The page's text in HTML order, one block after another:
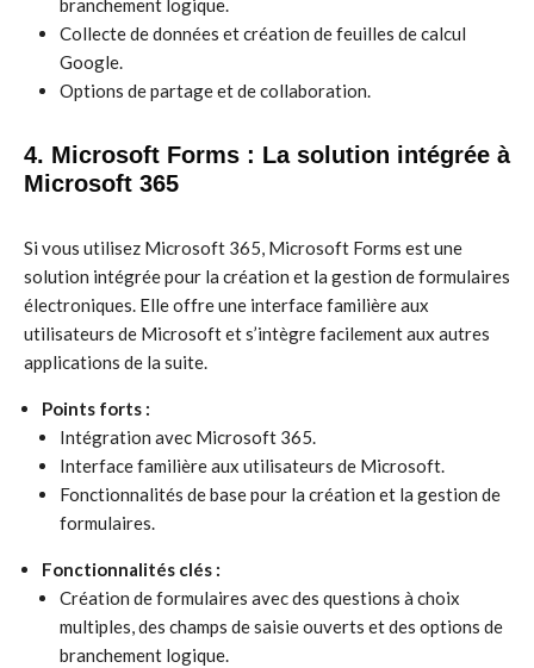
branchement logique.
Collecte de données et création de feuilles de calcul
Google.
Options de partage et de collaboration.
4. Microsoft Forms : La solution intégrée à
Microsoft 365
Si vous utilisez Microsoft 365, Microsoft Forms est une
solution intégrée pour la création et la gestion de formulaires
électroniques. Elle offre une interface familière aux
utilisateurs de Microsoft et s’intègre facilement aux autres
applications de la suite.
Points forts :
Intégration avec Microsoft 365.
Interface familière aux utilisateurs de Microsoft.
Fonctionnalités de base pour la création et la gestion de
formulaires.
Fonctionnalités clés :
Création de formulaires avec des questions à choix
multiples, des champs de saisie ouverts et des options de
branchement logique.